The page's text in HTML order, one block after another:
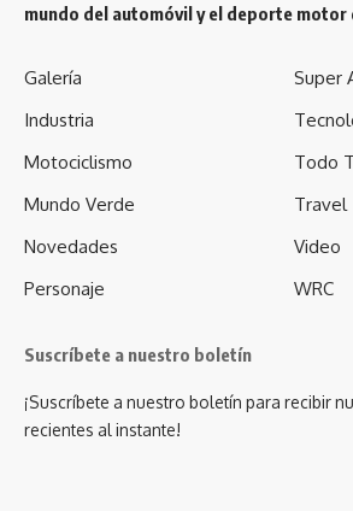
mundo del automóvil y el deporte motor
Galería
Industria
Motociclismo
Mundo Verde
Novedades
Personaje
Super
Todo
Travel
Video
WRC
Suscríbete a nuestro boletín
¡Suscríbete a nuestro boletín para recibir
recientes al instante!